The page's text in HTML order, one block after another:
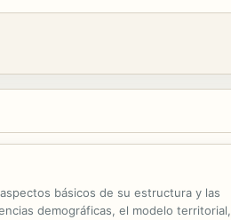
básicos de su estructura y las
demográficas, el modelo territorial,